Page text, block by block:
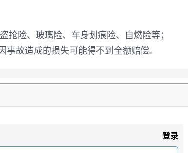
抢险、玻璃险、车身划痕险、自燃险等；
故造成的损失可能得不到全额赔偿。
登录